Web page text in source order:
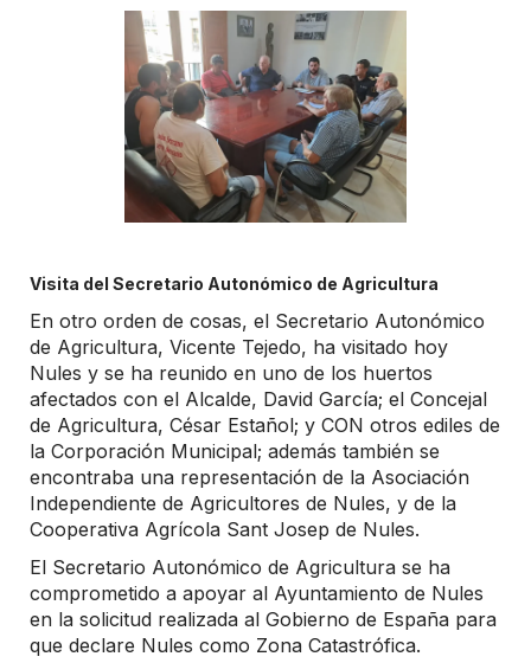
Visita del Secretario Autonómico de Agricultura
En otro orden de cosas, el Secretario Autonómico
de Agricultura, Vicente Tejedo, ha visitado hoy
Nules y se ha reunido en uno de los huertos
afectados con el Alcalde, David García; el Concejal
de Agricultura, César Estañol; y CON otros ediles de
la Corporación Municipal; además también se
encontraba una representación de la Asociación
Independiente de Agricultores de Nules, y de la
Cooperativa Agrícola Sant Josep de Nules.
El Secretario Autonómico de Agricultura se ha
comprometido a apoyar al Ayuntamiento de Nules
en la solicitud realizada al Gobierno de España para
que declare Nules como Zona Catastrófica.